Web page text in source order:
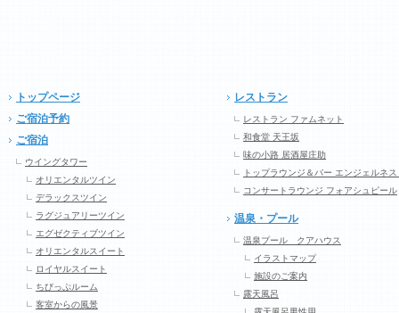
トップページ
ご宿泊予約
ご宿泊
ウイングタワー
オリエンタルツイン
デラックスツイン
ラグジュアリーツイン
エグゼクティブツイン
オリエンタルスイート
ロイヤルスイート
ちびっぷルーム
客室からの風景
レストラン
レストラン ファムネット
和食堂 天王坂
味の小路 居酒屋庄助
トップラウンジ＆バー エンジェルネス
コンサートラウンジ フォアシュピール
温泉・プール
温泉プール クアハウス
イラストマップ
施設のご案内
露天風呂